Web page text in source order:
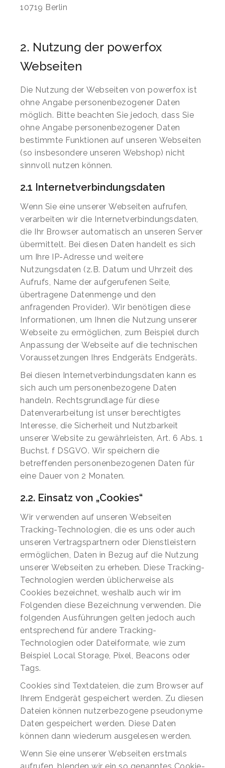
10719 Berlin
2. Nutzung der powerfox
Webseiten
Die Nutzung der Webseiten von powerfox ist
ohne Angabe personenbezogener Daten
möglich. Bitte beachten Sie jedoch, dass Sie
ohne Angabe personenbezogener Daten
bestimmte Funktionen auf unseren Webseiten
(so insbesondere unseren Webshop) nicht
sinnvoll nutzen können.
2.1 Internetverbindungsdaten
Wenn Sie eine unserer Webseiten aufrufen,
verarbeiten wir die Internetverbindungsdaten,
die Ihr Browser automatisch an unseren Server
übermittelt. Bei diesen Daten handelt es sich
um Ihre IP-Adresse und weitere
Nutzungsdaten (z.B. Datum und Uhrzeit des
Aufrufs, Name der aufgerufenen Seite,
übertragene Datenmenge und den
anfragenden Provider). Wir benötigen diese
Informationen, um Ihnen die Nutzung unserer
Webseite zu ermöglichen, zum Beispiel durch
Anpassung der Webseite auf die technischen
Voraussetzungen Ihres Endgeräts Endgeräts.
Bei diesen Internetverbindungsdaten kann es
sich auch um personenbezogene Daten
handeln. Rechtsgrundlage für diese
Datenverarbeitung ist unser berechtigtes
Interesse, die Sicherheit und Nutzbarkeit
unserer Website zu gewährleisten, Art. 6 Abs. 1
Buchst. f DSGVO. Wir speichern die
betreffenden personenbezogenen Daten für
eine Dauer von 2 Monaten.
2.2. Einsatz von „Cookies“
Wir verwenden auf unseren Webseiten
Tracking-Technologien, die es uns oder auch
unseren Vertragspartnern oder Dienstleistern
ermöglichen, Daten in Bezug auf die Nutzung
unserer Webseiten zu erheben. Diese Tracking-
Technologien werden üblicherweise als
Cookies bezeichnet, weshalb auch wir im
Folgenden diese Bezeichnung verwenden. Die
folgenden Ausführungen gelten jedoch auch
entsprechend für andere Tracking-
Technologien oder Dateiformate, wie zum
Beispiel Local Storage, Pixel, Beacons oder
Tags.
Cookies sind Textdateien, die zum Browser auf
Ihrem Endgerät gespeichert werden. Zu diesen
Dateien können nutzerbezogene pseudonyme
Daten gespeichert werden. Diese Daten
können dann wiederum ausgelesen werden.
Wenn Sie eine unserer Webseiten erstmals